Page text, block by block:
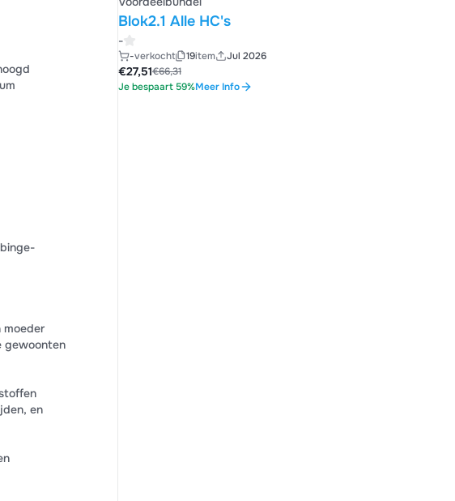
moeder
gewoonten
en
Blok2.1 Alle HC's
-
-verkocht 19item
Jul 2026
€66,31
€27,51
Je bespaart 59%Meer Info